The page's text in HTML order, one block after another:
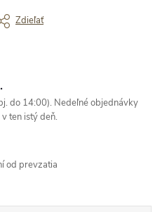
Zdieľať
do 14:00). Nedeľné objednávky
ten istý deň.
od prevzatia